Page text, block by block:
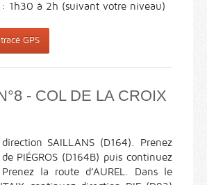
: 1h30 à 2h (suivant votre niveau)
GPS
- COL DE LA CROIX
direction SAILLANS (D164). Prenez
PIÉGROS (D164B) puis continuez
la route d’AUREL. Dans le